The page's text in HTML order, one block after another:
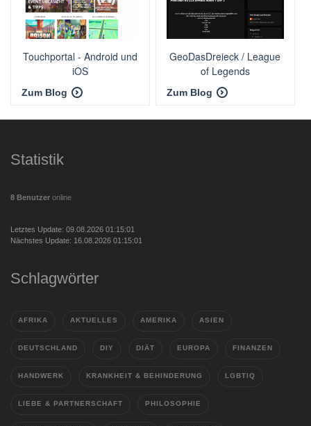
Touchportal - Android und
iOS
Zum Blog
GeoDasDreieck / League
of Legends
Zum Blog
Statistik
8 Benutzer online
Letztes Update: 09.08.2026 01:15:01
Nächstes Update: 16.08.2026 01:15:01
Schlagwörter
AFRIKA AKTUELLES AMERIKA ASIEN
DEUTSCHLAND DIY DIÄT EUROPA FINANZEN
HANDWERK KRANKHEIT & BEHINDERUNG LGBTIQ
LIEBE & PARTNERSCHAFT PHILOSOPHIE